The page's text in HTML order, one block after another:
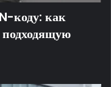
коду: как